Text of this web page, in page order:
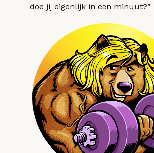
doe jij eigenlijk in een minuut?”